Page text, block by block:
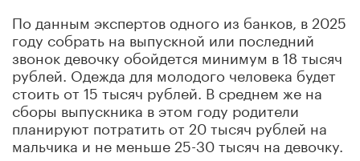
По данным экспертов одного из банков, в 2025
году собрать на выпускной или последний
звонок девочку обойдется минимум в 18 тысяч
рублей. Одежда для молодого человека будет
стоить от 15 тысяч рублей. В среднем же на
сборы выпускника в этом году родители
планируют потратить от 20 тысяч рублей на
мальчика и не меньше 25-30 тысяч на девочку.